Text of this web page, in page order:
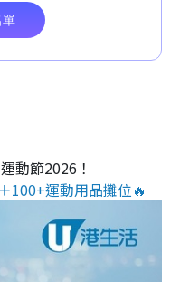
動節2026！
100+運動用品攤位🔥